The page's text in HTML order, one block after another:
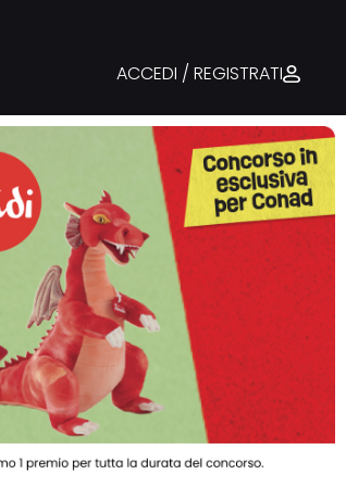
ACCEDI / REGISTRATI